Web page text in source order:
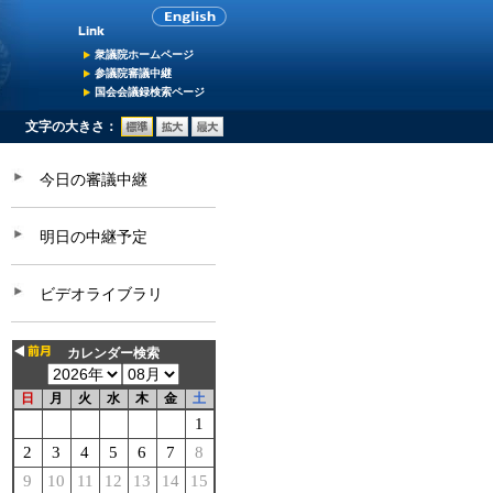
衆議院ホームページ
参議院審議中継
国会会議録検索ページ
文字の大きさ：
今日の審議中継
明日の中継予定
ビデオライブラリ
カレンダー検索
日 月 火 水 木 金 土
1
2
3 4 5 6 7
8
9
10 11 12 13 14
15